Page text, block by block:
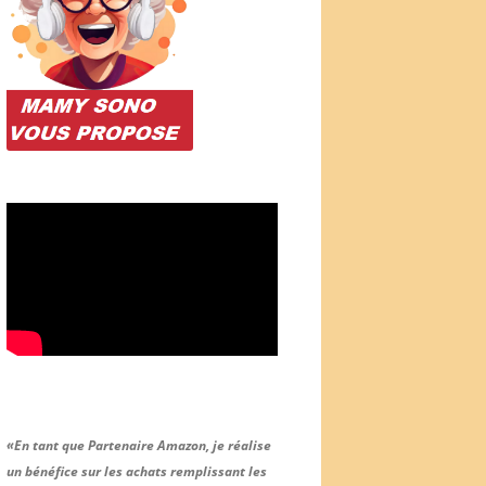
«En tant que Partenaire Amazon, je réalise
un bénéfice sur les achats remplissant les